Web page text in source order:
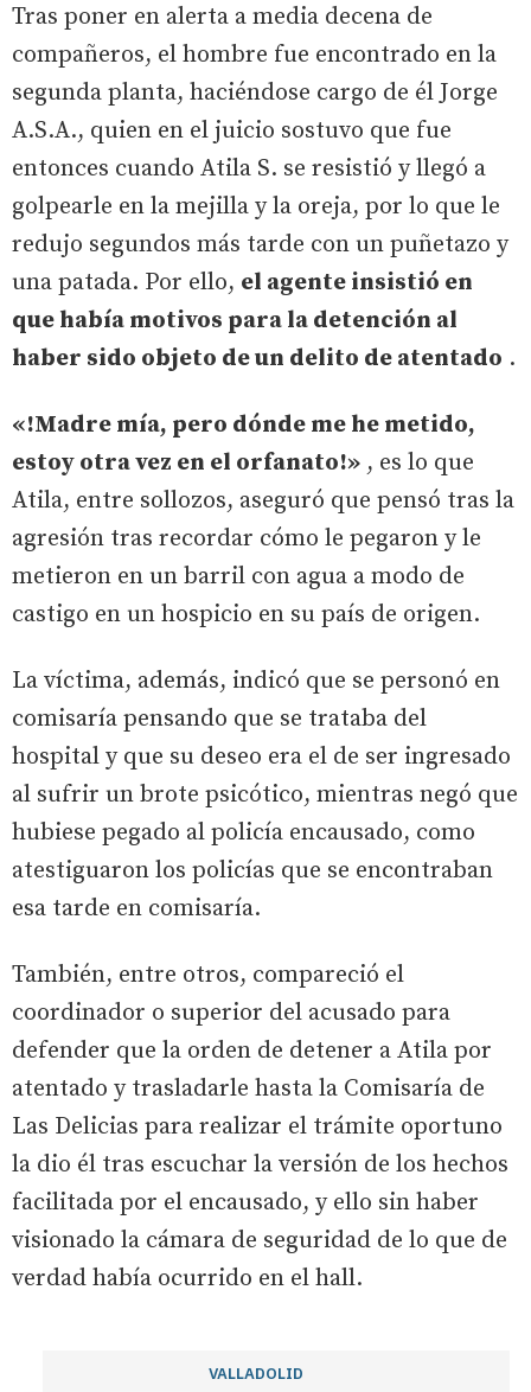
Tras poner en alerta a media decena de
compañeros, el hombre fue encontrado en la
segunda planta, haciéndose cargo de él Jorge
A.S.A., quien en el juicio sostuvo que fue
entonces cuando Atila S. se resistió y llegó a
golpearle en la mejilla y la oreja, por lo que le
redujo segundos más tarde con un puñetazo y
una patada. Por ello, el agente insistió en
que había motivos para la detención al
haber sido objeto de un delito de atentado .
«!Madre mía, pero dónde me he metido,
estoy otra vez en el orfanato!» , es lo que
Atila, entre sollozos, aseguró que pensó tras la
agresión tras recordar cómo le pegaron y le
metieron en un barril con agua a modo de
castigo en un hospicio en su país de origen.
La víctima, además, indicó que se personó en
comisaría pensando que se trataba del
hospital y que su deseo era el de ser ingresado
al sufrir un brote psicótico, mientras negó que
hubiese pegado al policía encausado, como
atestiguaron los policías que se encontraban
esa tarde en comisaría.
También, entre otros, compareció el
coordinador o superior del acusado para
defender que la orden de detener a Atila por
atentado y trasladarle hasta la Comisaría de
Las Delicias para realizar el trámite oportuno
la dio él tras escuchar la versión de los hechos
facilitada por el encausado, y ello sin haber
visionado la cámara de seguridad de lo que de
verdad había ocurrido en el hall.
VALLADOLID